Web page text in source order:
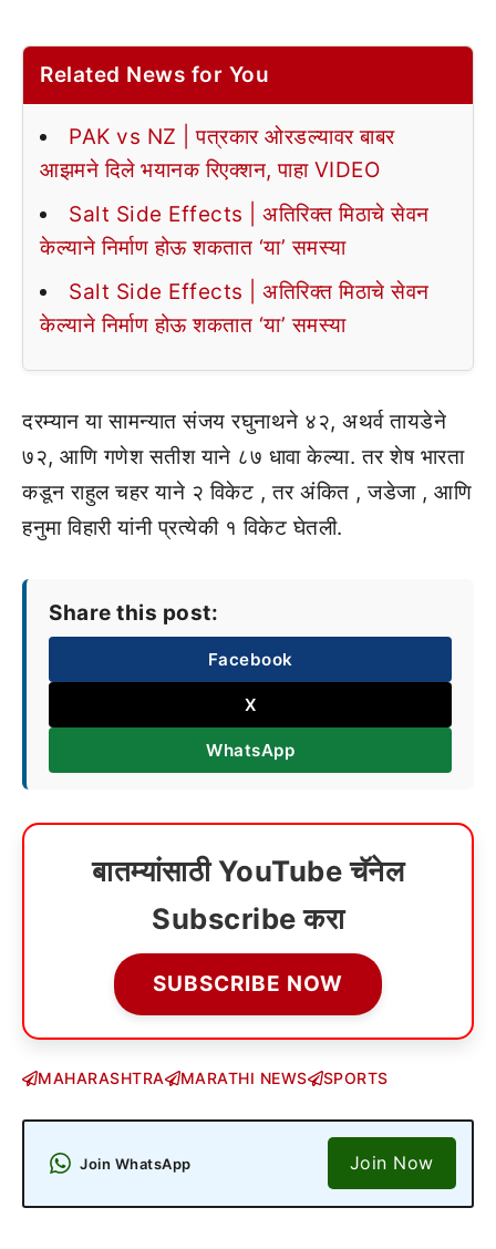
Related News for You
PAK vs NZ | पत्रकार ओरडल्यावर बाबर
आझमने दिले भयानक रिएक्शन, पाहा VIDEO
Salt Side Effects | अतिरिक्त मिठाचे सेवन
केल्याने निर्माण होऊ शकतात ‘या’ समस्या
Salt Side Effects | अतिरिक्त मिठाचे सेवन
केल्याने निर्माण होऊ शकतात ‘या’ समस्या
दरम्यान या सामन्यात संजय रघुनाथने ४२, अथर्व तायडेने
७२, आणि गणेश सतीश याने ८७ धावा केल्या. तर शेष भारता
कडून राहुल चहर याने २ विकेट , तर अंकित , जडेजा , आणि
हनुमा विहारी यांनी प्रत्येकी १ विकेट घेतली.
Share this post:
Facebook
X
WhatsApp
बातम्यांसाठी YouTube चॅनेल
Subscribe करा
SUBSCRIBE NOW
MAHARASHTRA MARATHI NEWS SPORTS
Join WhatsApp Join Now